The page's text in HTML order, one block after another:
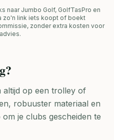
naar Jumbo Golf, GolfTasPro en
zo'n link iets koopt of boekt
zonder extra kosten voor
?
altijd op een trolley of
robuuster materiaal en
je clubs gescheiden te